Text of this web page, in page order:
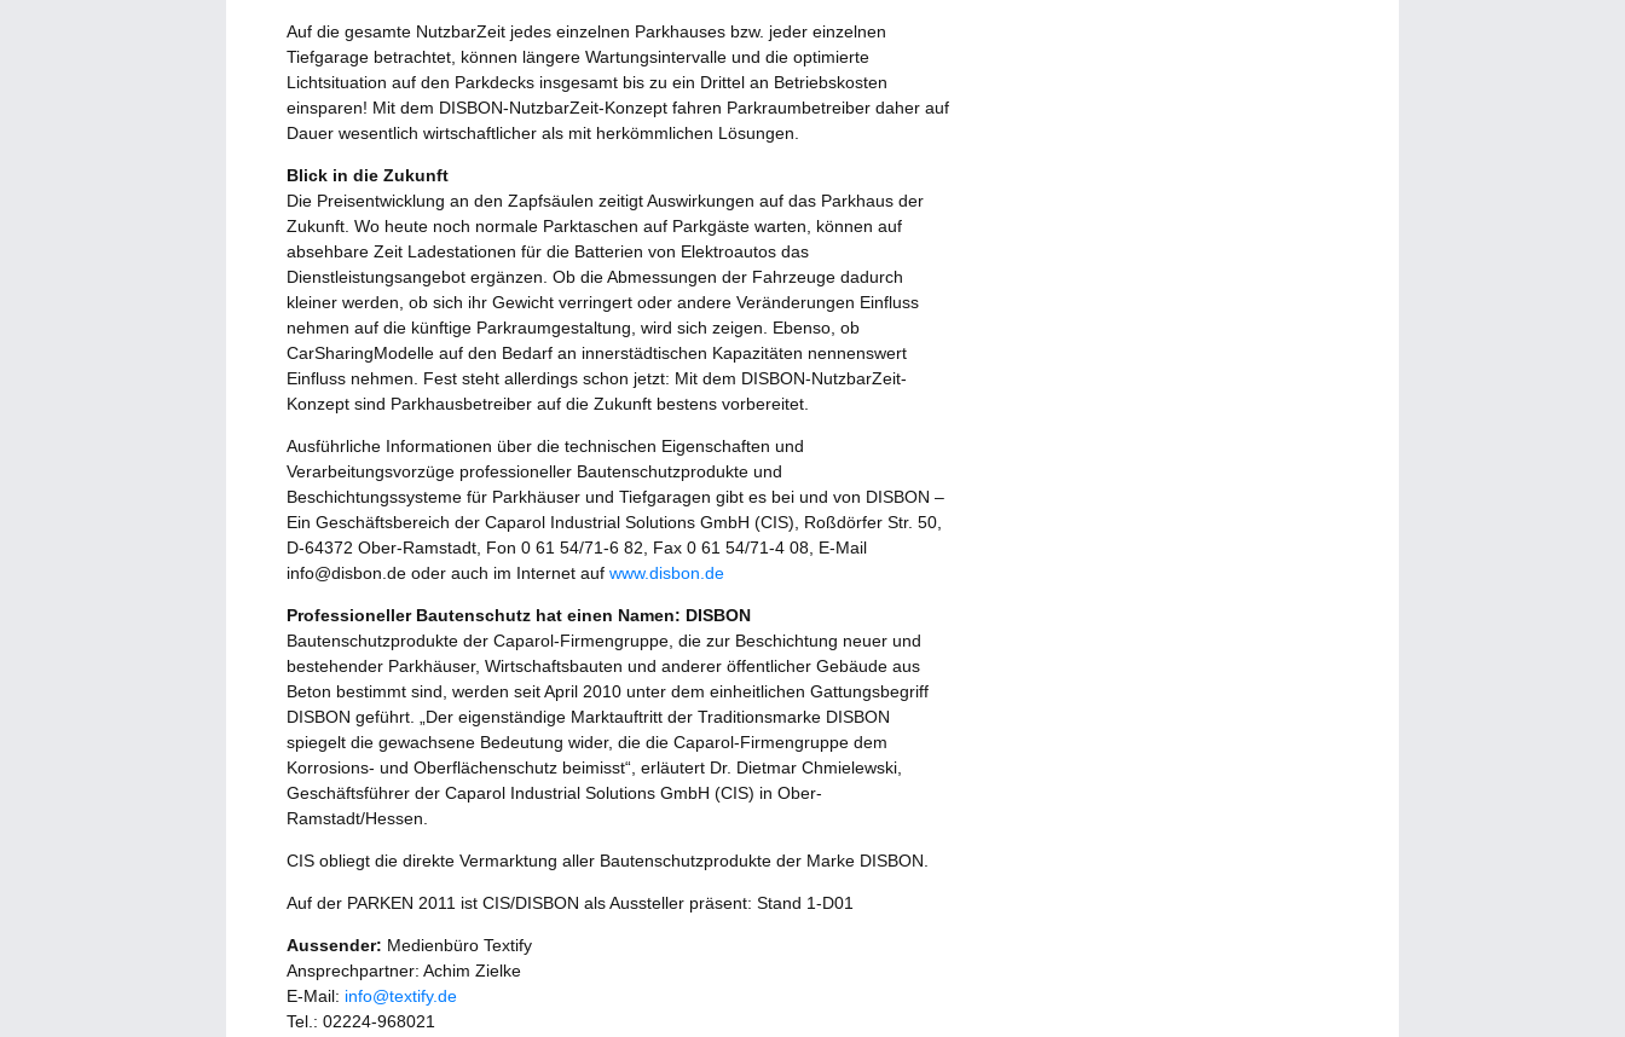
Auf die gesamte NutzbarZeit jedes einzelnen Parkhauses bzw. jeder einzelnen
Tiefgarage betrachtet, können längere Wartungsintervalle und die optimierte
Lichtsituation auf den Parkdecks insgesamt bis zu ein Drittel an Betriebskosten
einsparen! Mit dem DISBON-NutzbarZeit-Konzept fahren Parkraumbetreiber daher auf
Dauer wesentlich wirtschaftlicher als mit herkömmlichen Lösungen.
Blick in die Zukunft
Die Preisentwicklung an den Zapfsäulen zeitigt Auswirkungen auf das Parkhaus der
Zukunft. Wo heute noch normale Parktaschen auf Parkgäste warten, können auf
absehbare Zeit Ladestationen für die Batterien von Elektroautos das
Dienstleistungsangebot ergänzen. Ob die Abmessungen der Fahrzeuge dadurch
kleiner werden, ob sich ihr Gewicht verringert oder andere Veränderungen Einfluss
nehmen auf die künftige Parkraumgestaltung, wird sich zeigen. Ebenso, ob
CarSharingModelle auf den Bedarf an innerstädtischen Kapazitäten nennenswert
Einfluss nehmen. Fest steht allerdings schon jetzt: Mit dem DISBON-NutzbarZeit-
Konzept sind Parkhausbetreiber auf die Zukunft bestens vorbereitet.
Ausführliche Informationen über die technischen Eigenschaften und
Verarbeitungsvorzüge professioneller Bautenschutzprodukte und
Beschichtungssysteme für Parkhäuser und Tiefgaragen gibt es bei und von DISBON –
Ein Geschäftsbereich der Caparol Industrial Solutions GmbH (CIS), Roßdörfer Str. 50,
D-64372 Ober-Ramstadt, Fon 0 61 54/71-6 82, Fax 0 61 54/71-4 08, E-Mail
info@disbon.de oder auch im Internet auf www.disbon.de
Professioneller Bautenschutz hat einen Namen: DISBON
Bautenschutzprodukte der Caparol-Firmengruppe, die zur Beschichtung neuer und
bestehender Parkhäuser, Wirtschaftsbauten und anderer öffentlicher Gebäude aus
Beton bestimmt sind, werden seit April 2010 unter dem einheitlichen Gattungsbegriff
DISBON geführt. „Der eigenständige Marktauftritt der Traditionsmarke DISBON
spiegelt die gewachsene Bedeutung wider, die die Caparol-Firmengruppe dem
Korrosions- und Oberflächenschutz beimisst“, erläutert Dr. Dietmar Chmielewski,
Geschäftsführer der Caparol Industrial Solutions GmbH (CIS) in Ober-
Ramstadt/Hessen.
CIS obliegt die direkte Vermarktung aller Bautenschutzprodukte der Marke DISBON.
Auf der PARKEN 2011 ist CIS/DISBON als Aussteller präsent: Stand 1-D01
Aussender: Medienbüro Textify
Ansprechpartner: Achim Zielke
E-Mail: info@textify.de
Tel.: 02224-968021